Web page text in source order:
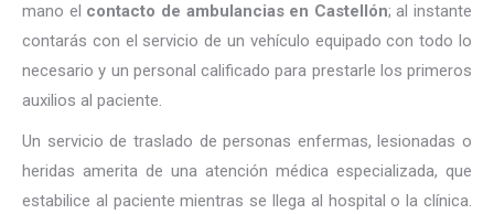
mano el contacto de ambulancias en Castellón; al instante
contarás con el servicio de un vehículo equipado con todo lo
necesario y un personal calificado para prestarle los primeros
auxilios al paciente.
Un servicio de traslado de personas enfermas, lesionadas o
heridas amerita de una atención médica especializada, que
estabilice al paciente mientras se llega al hospital o la clínica.